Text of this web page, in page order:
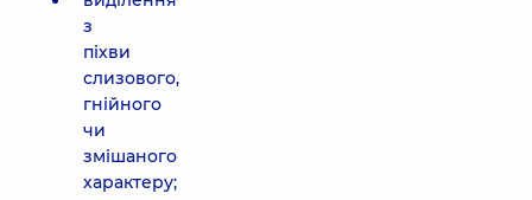
з
піхви
слизового,
гнійного
чи
змішаного
характеру;